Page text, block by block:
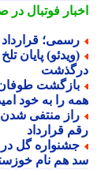
فوتبال در صبح
قرارداد وینیسیوس
پایان تلخ
طوفان
را به خود
منتفی شدن
قرارداد
گل در
هم نام